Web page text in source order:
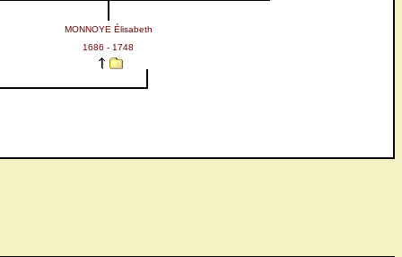
MONNOYE Élisabeth
1686 - 1748